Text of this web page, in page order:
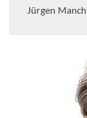
Jürgen